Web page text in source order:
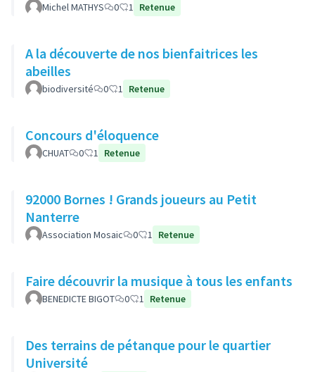
Michel MATHYS 0 1 Retenue
A la découverte de nos bienfaitrices les
abeilles
biodiversité 0 1 Retenue
Concours d'éloquence
CHUAT 0 1 Retenue
92000 Bornes ! Grands joueurs au Petit
Nanterre
Association Mosaic 0 1 Retenue
Faire découvrir la musique à tous les enfants
BENEDICTE BIGOT 0 1 Retenue
Des terrains de pétanque pour le quartier
Université